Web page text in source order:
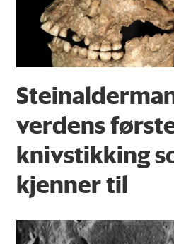
verdens
knivstikking
kjenner til